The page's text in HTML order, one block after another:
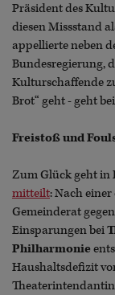
Präsident des
diesen Missstand
appellierte neben
Bundesregierung,
Kulturschaffende
Brot“ geht - geht
Freistoß und
Zum Glück geht in
mitteilt: Nach
Gemeinderat
Einsparungen bei
Philharmonie
Haushaltsdefizit